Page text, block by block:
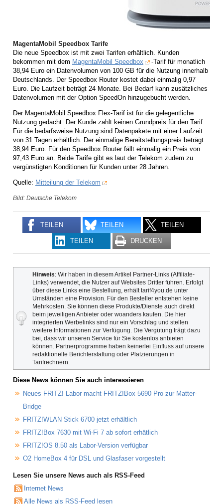
MagentaMobil Speedbox Tarife
Die neue Speedbox ist mit zwei Tarifen erhältlich. Kunden
bekommen mit dem MagentaMobil Speedbox
-Tarif für monatlich
38,94 Euro ein Datenvolumen von 100 GB für die Nutzung innerhalb
Deutschlands. Der Speedbox Router kostet dabei einmalig 0,97
Euro. Die Laufzeit beträgt 24 Monate. Bei Bedarf kann zusätzliches
Datenvolumen mit der Option SpeedOn hinzugebucht werden.
Der MagentaMobil Speedbox Flex-Tarif ist für die gelegentliche
Nutzung gedacht. Der Kunde zahlt keinen Grundpreis für den Tarif.
Für die bedarfsweise Nutzung sind Datenpakete mit einer Laufzeit
von 31 Tagen erhältlich. Der einmalige Bereitstellungspreis beträgt
38,94 Euro. Für den Speedbox Router fällt einmalig ein Preis von
97,43 Euro an. Beide Tarife gibt es laut der Telekom zudem zu
vergünstigten Konditionen für Kunden unter 28 Jahren.
Quelle: Mitteilung der Telekom
Bild: Deutsche Telekom
TEILEN TEILEN TEILEN
TEILEN DRUCKEN
Hinweis: Wir haben in diesem Artikel Partner-Links (Affiliate-
Links) verwendet, die Nutzer auf Websites Dritter führen. Erfolgt
über diese Links eine Bestellung, erhält tarif4you.de unter
Umständen eine Provision. Für den Besteller entstehen keine
Mehrkosten. Sie können diese Produkte/Dienste auch direkt
beim jeweiligen Anbieter oder woanders kaufen. Die hier
integrierten Werbelinks sind nur ein Vorschlag und stellen
weitere Informationen zur Verfügung. Die Vergütung trägt dazu
bei, dass wir unseren Service für Sie kostenlos anbieten
können. Partnerprogramme haben keinerlei Einfluss auf unsere
redaktionelle Berichterstattung oder Platzierungen in
Tarifrechnern.
Diese News können Sie auch interessieren
Neues FRITZ! Labor macht FRITZ!Box 5690 Pro zur Matter-
Bridge
FRITZ!WLAN Stick 6700 jetzt erhältlich
FRITZ!Box 7630 mit Wi-Fi 7 ab sofort erhätlich
FRITZ!OS 8.50 als Labor-Version verfügbar
O2 HomeBox 4 für DSL und Glasfaser vorgestellt
Lesen Sie unsere News auch als RSS-Feed
Internet News
Alle News als RSS-Feed lesen